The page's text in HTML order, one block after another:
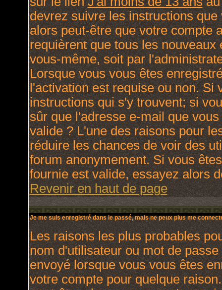
devrez suivre les instructions
alors peut-être que votre compte
requièrent que tous les
vous-même, soit par
Lorsque vous vous êtes
l'activation est requise ou non. Si
instructions qui s'y trouvent; si
sûr que l'adresse e-mail que
valide ? L'une des raisons pour
réduire les chances de voir des
forum anonymement. Si vous
fournie est valide, essayez alors
Revenir en haut de page
Je me suis enregistré dans le passé, mais ne peux plus me
Les raisons les plus probables
nom d'utilisateur ou mot de
envoyé lorsque vous vous êtes
votre compte pour quelque